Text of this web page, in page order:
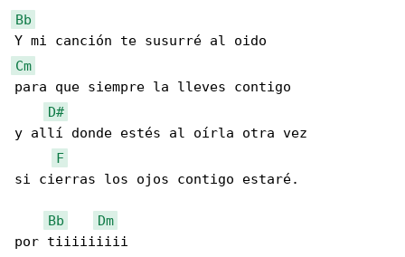
Bb
Cm
para que siempre la lleves contigo
D#
y allí donde estés al oírla otra vez
F
si cierras los ojos contigo estaré.
Bb
Dm
por tiiiiiiiii